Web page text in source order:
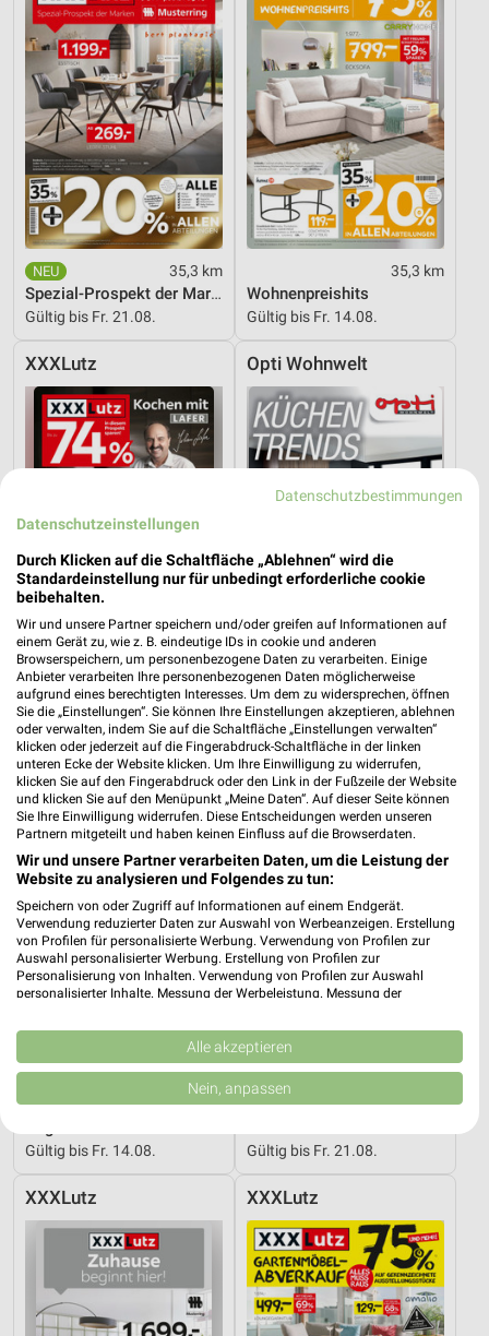
35,3 km
Spezial-Prospekt der Marken
Gültig bis Fr. 21.08.
35,3 km
Wohnenpreishits
Gültig bis Fr. 14.08.
XXXLutz
35,3 km
Angebote ab 08.08.
Gültig bis Fr. 14.08.
Opti Wohnwelt
8,4 km
Küchentrends
Gültig bis Mi. 30.09.
XXXLutz
35,3 km
Gültig bis Fr. 14.08.
XXXLutz
35,3 km
Gültig bis Fr. 21.08.
XXXLutz XXXLutz
Datenschutzbestimmungen
Datenschutzeinstellungen
Durch Klicken auf die Schaltfläche „Ablehnen“ wird die
Standardeinstellung nur für unbedingt erforderliche cookie
beibehalten.
Wir und unsere Partner speichern und/oder greifen auf Informationen auf
einem Gerät zu, wie z. B. eindeutige IDs in cookie und anderen
Browserspeichern, um personenbezogene Daten zu verarbeiten. Einige
Anbieter verarbeiten Ihre personenbezogenen Daten möglicherweise
aufgrund eines berechtigten Interesses. Um dem zu widersprechen, öffnen
Sie die „Einstellungen“. Sie können Ihre Einstellungen akzeptieren, ablehnen
oder verwalten, indem Sie auf die Schaltfläche „Einstellungen verwalten“
klicken oder jederzeit auf die Fingerabdruck-Schaltfläche in der linken
unteren Ecke der Website klicken. Um Ihre Einwilligung zu widerrufen,
klicken Sie auf den Fingerabdruck oder den Link in der Fußzeile der Website
und klicken Sie auf den Menüpunkt „Meine Daten“. Auf dieser Seite können
Sie Ihre Einwilligung widerrufen. Diese Entscheidungen werden unseren
Partnern mitgeteilt und haben keinen Einfluss auf die Browserdaten.
Wir und unsere Partner verarbeiten Daten, um die Leistung der
Website zu analysieren und Folgendes zu tun:
Speichern von oder Zugriff auf Informationen auf einem Endgerät.
Verwendung reduzierter Daten zur Auswahl von Werbeanzeigen. Erstellung
von Profilen für personalisierte Werbung. Verwendung von Profilen zur
Auswahl personalisierter Werbung. Erstellung von Profilen zur
Personalisierung von Inhalten. Verwendung von Profilen zur Auswahl
personalisierter Inhalte. Messung der Werbeleistung. Messung der
Kombinationen von Daten aus verschiedenen Quellen. Entwicklung und
Verbesserung der Angebote. Verwendung reduzierter Daten zur Auswahl
von Inhalten.
Daten können außerhalb der Europäischen Union weitergegeben und in die
USA gesendet werden.
Website/App.
Wir nutzen Ihre Daten für folgende Zwecke:
IAB-Verarbeitungszwecke:
Speichern von oder Zugriff auf Informationen
auf einem Endgerät
Verwendung reduzierter Daten zur Auswahl von
Alle akzeptieren
Nein, anpassen